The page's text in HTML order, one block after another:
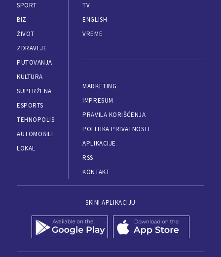
SPORT
BIZ
ŽIVOT
ZDRAVLJE
PUTOVANJA
KULTURA
SUPERŽENA
ESPORTS
TEHNOPOLIS
AUTOMOBILI
LOKAL
TV
ENGLISH
VREME
MARKETING
IMPRESUM
PRAVILA KORIŠĆENJA
POLITIKA PRIVATNOSTI
APLIKACIJE
RSS
KONTAKT
SKINI APLIKACIJU